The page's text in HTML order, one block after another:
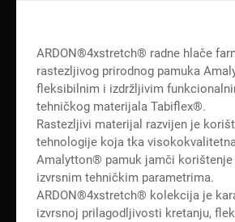
ARDON®4xstretch® radne hlače
rastezljivog prirodnog pamuka
fleksibilnim i izdržljivim
tehničkog materijala Tabiflex®.
Rastezljivi materijal razvijen je
tehnologije koja tka
Amalytton® pamuk jamči korištenje
izvrsnim tehničkim parametrima.
ARDON®4xstretch® kolekcija je
izvrsnoj prilagodljivosti kretanju,